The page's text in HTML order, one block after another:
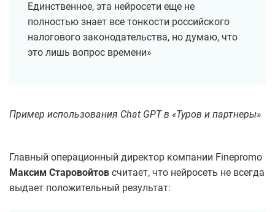
Единственное, эта нейросети еще не
полностью знает все тонкости российского
налогового законодательства, но думаю, что
это лишь вопрос времени»
Пример использования Chat GPT в «Туров и партнеры»
Главный операционный директор компании Finepromo
Максим Старовойтов считает, что нейросеть не всегда
выдает положительный результат: